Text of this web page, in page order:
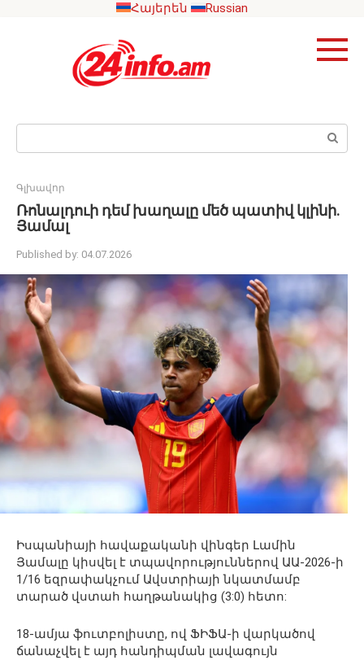
Հայերեն Russian
Search:
Գլխավոր
Ռոնալդուի դեմ խաղալը մեծ պատիվ կլինի.
Յամալ
Published by: 04.07.2026
Իսպանիայի հավաքականի վինգեր Լամին
Յամալը կիսվել է տպավորություններով ԱԱ-2026-ի
1/16 եզրափակչում Ավստրիայի նկատմամբ
տարած վստահ հաղթանակից (3:0) հետո:
18-ամյա ֆուտբոլիստը, ով ՖԻՖԱ-ի վարկածով
ճանաչվել է այդ հանդիպման լավագույն